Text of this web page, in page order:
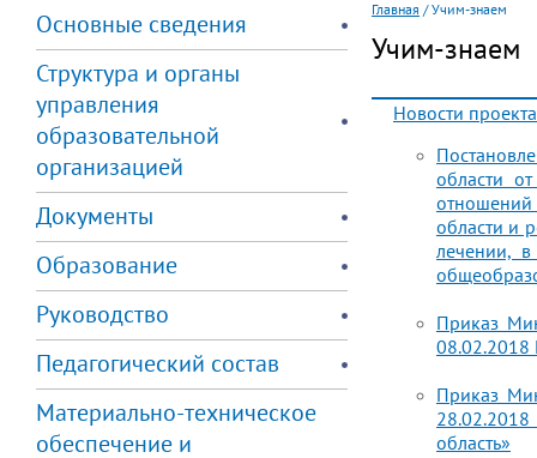
Основные сведения
Структура и органы
управления
образовательной
организацией
Документы
Образование
Руководство
Педагогический состав
Материально-техническое
обеспечение и
Главная /Учим-знаем
Учим-знаем
Новости проекта
области
отношений
области и
лечении,
Приказ
08.02.2018
Приказ
28.02.2018
область»